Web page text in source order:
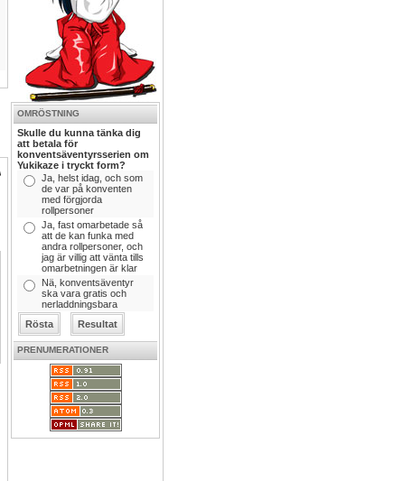
OMRÖSTNING
Skulle du kunna tänka dig
att betala för
konventsäventyrsserien om
Yukikaze i tryckt form?
Ja, helst idag, och som
de var på konventen
med förgjorda
rollpersoner
Ja, fast omarbetade så
att de kan funka med
andra rollpersoner, och
jag är villig att vänta tills
omarbetningen är klar
Nä, konventsäventyr
ska vara gratis och
nerladdningsbara
PRENUMERATIONER